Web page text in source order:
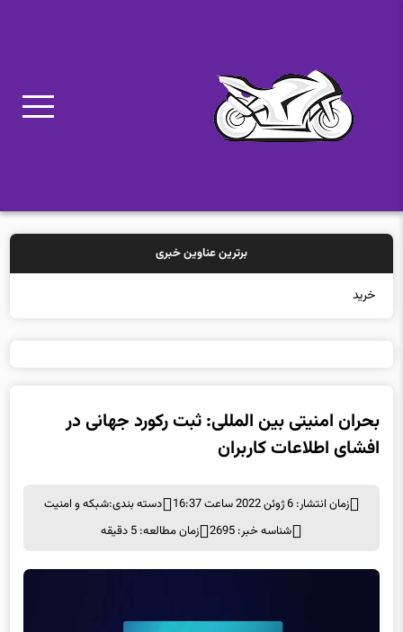
برترین عناوین خبری
خرید بیمه: سن
بحران امنیتی بین المللی: ثبت رکورد جهانی در
افشای اطلاعات کاربران
زمان انتشار: 6 ژوئن 2022 ساعت 16:37 دسته بندی:شبكه و امنيت
شناسه خبر: 2695
زمان مطالعه: 5 دقیقه